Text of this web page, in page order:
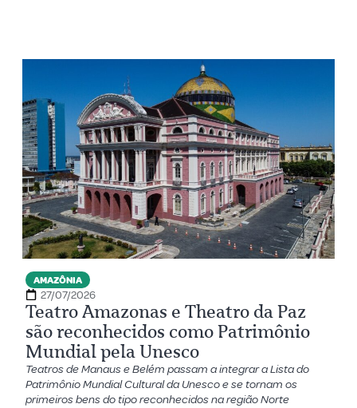
AMAZÔNIA
27/07/2026
Teatro Amazonas e Theatro da Paz
são reconhecidos como Patrimônio
Mundial pela Unesco
Teatros de Manaus e Belém passam a integrar a Lista do
Patrimônio Mundial Cultural da Unesco e se tornam os
primeiros bens do tipo reconhecidos na região Norte